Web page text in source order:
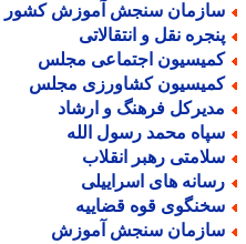
سنجش آموزش کشور
نقل و انتقالاتی
اجتماعی مجلس
کشاورزی مجلس
فرهنگ و ارشاد
محمد رسول الله
رهبر انقلاب
های اسراییلی
قوه قضاییه
سنجش آموزش